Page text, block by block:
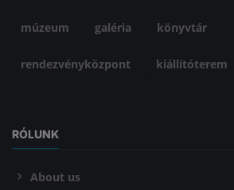
múzeum galéria könyvtár
rendezvényközpont kiállítóterem
RÓLUNK
About us